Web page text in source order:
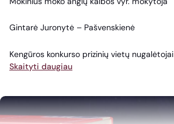
Gintarė Juronytė – Pašvenskienė
Kengūros konkurso prizinių vietų nugalėtojai
Skaityti daugiau